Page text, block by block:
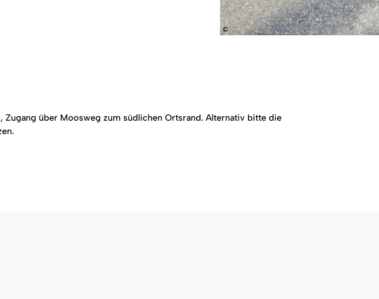
©
über Moosweg zum südlichen Ortsrand. Alternativ bitte die